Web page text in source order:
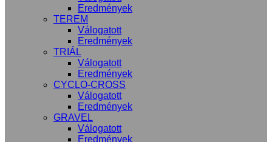
Eredmények
TEREM
Válogatott
Eredmények
TRIÁL
Válogatott
Eredmények
CYCLO-CROSS
Válogatott
Eredmények
GRAVEL
Válogatott
Eredmények